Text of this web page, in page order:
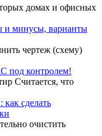
домах и офисных
и минусы, варианты
чертеж (схему)
под контролем!
Считается, что
сделать
очистить